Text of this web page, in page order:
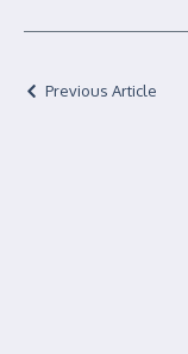
Previous Article